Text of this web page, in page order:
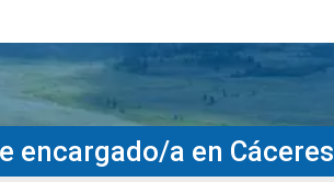
encargado/a en Cáceres